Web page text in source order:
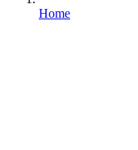
Home